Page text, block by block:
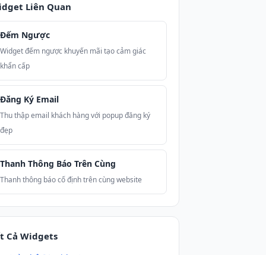
Liên Quan
Đếm Ngược
Widget đếm ngược khuyến mãi tạo cảm giác
khẩn cấp
Đăng Ký Email
Thu thập email khách hàng với popup đăng ký
đẹp
Thanh Thông Báo Trên Cùng
Thanh thông báo cố định trên cùng website
Cả Widgets